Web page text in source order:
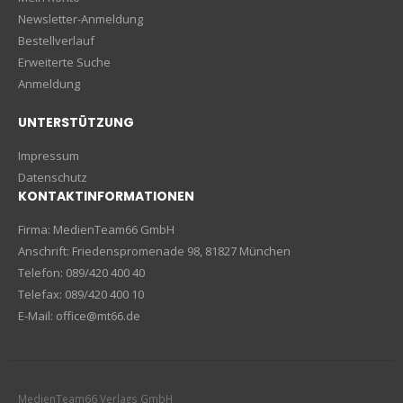
Newsletter-Anmeldung
Bestellverlauf
Erweiterte Suche
Anmeldung
UNTERSTÜTZUNG
Impressum
Datenschutz
KONTAKTINFORMATIONEN
Firma: MedienTeam66 GmbH
Anschrift: Friedenspromenade 98, 81827 München
Telefon: 089/420 400 40
Telefax: 089/420 400 10
E-Mail: office@mt66.de
MedienTeam66 Verlags GmbH